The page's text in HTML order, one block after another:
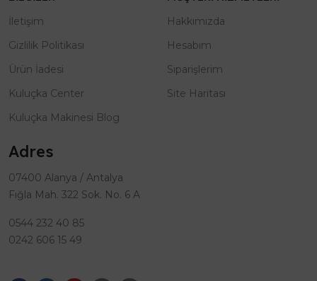
İletişim
Gizlilik Politikası
Ürün İadesi
Kuluçka Center
Kuluçka Makinesi Blog
Hakkımızda
Hesabım
Siparişlerim
Site Haritası
Adres
07400 Alanya / Antalya
Fığla Mah. 322 Sok. No. 6 A
0544 232 40 85
0242 606 15 49